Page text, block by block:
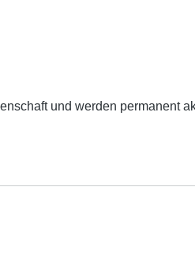
und werden permanent